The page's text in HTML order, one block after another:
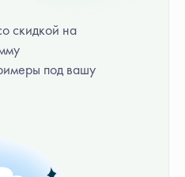
скидкой на
под вашу